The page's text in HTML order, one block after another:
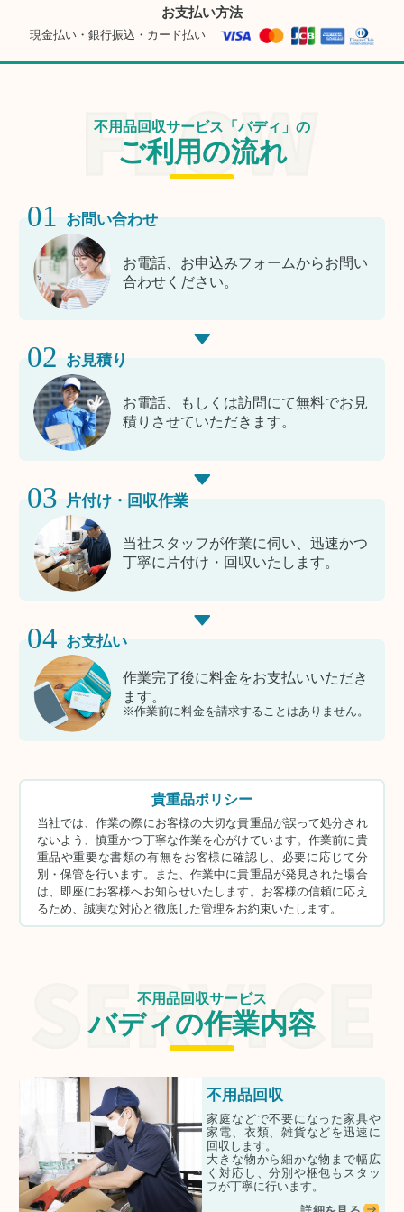
お支払い方法
現金払い・銀行振込・カード払い
不用品回収サービス「バディ」の
ご利用の流れ
01 お問い合わせ
お電話、お申込みフォームからお問い
合わせください。
02 お見積り
お電話、もしくは訪問にて無料でお見
積りさせていただきます。
03 片付け・回収作業
当社スタッフが作業に伺い、迅速かつ
丁寧に片付け・回収いたします。
04 お支払い
作業完了後に料金をお支払いいただき
ます。
※作業前に料金を請求することはありません。
貴重品ポリシー
当社では、作業の際にお客様の大切な貴重品が誤って処分され
ないよう、慎重かつ丁寧な作業を心がけています。作業前に貴
重品や重要な書類の有無をお客様に確認し、必要に応じて分
別・保管を行います。また、作業中に貴重品が発見された場合
は、即座にお客様へお知らせいたします。お客様の信頼に応え
るため、誠実な対応と徹底した管理をお約束いたします。
不用品回収サービス
バディの作業内容
不用品回収
家庭などで不要になった家具や
家電、衣類、雑貨などを迅速に
回収します。
大きな物から細かな物まで幅広
く対応し、分別や梱包もスタッ
フが丁寧に行います。